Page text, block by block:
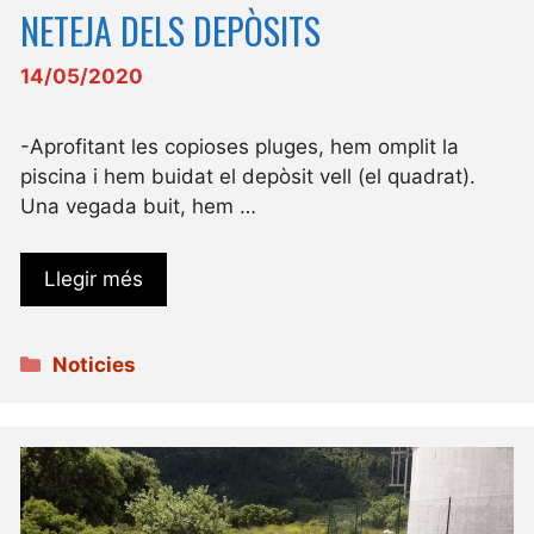
NETEJA DELS DEPÒSITS
14/05/2020
-Aprofitant les copioses pluges, hem omplit la
piscina i hem buidat el depòsit vell (el quadrat).
Una vegada buit, hem …
Llegir més
Categories
Noticies